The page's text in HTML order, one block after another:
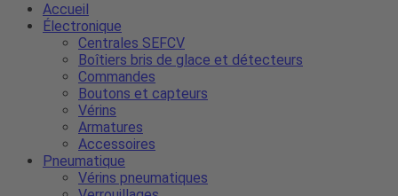
Accueil
Électronique
Centrales SEFCV
Boîtiers bris de glace et détecteurs
Commandes
Boutons et capteurs
Vérins
Armatures
Accessoires
Pneumatique
Vérins pneumatiques